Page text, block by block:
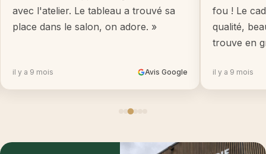
avec l'atelier. Le tableau a trouvé sa
place dans le salon, on adore. »
il y a 9 mois Avis Google
fou ! Le
qualité,
trouve en
il y a 9 mois